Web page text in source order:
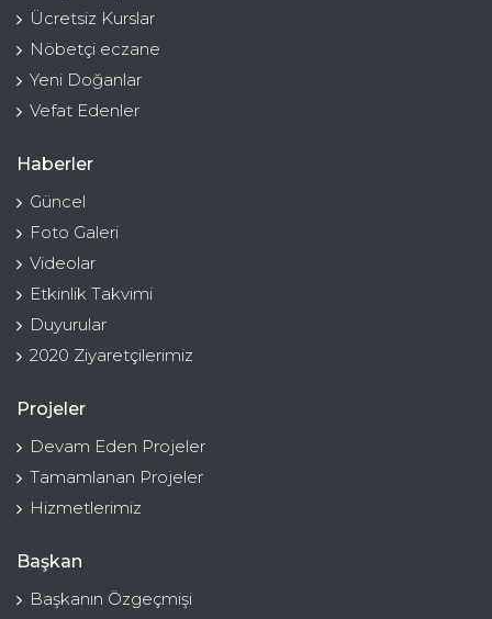
Ücretsiz Kurslar
Nöbetçi eczane
Yeni Doğanlar
Vefat Edenler
Haberler
Güncel
Foto Galeri
Videolar
Etkinlik Takvimi
Duyurular
2020 Ziyaretçilerimiz
Projeler
Devam Eden Projeler
Tamamlanan Projeler
Hizmetlerimiz
Başkan
Başkanın Özgeçmişi